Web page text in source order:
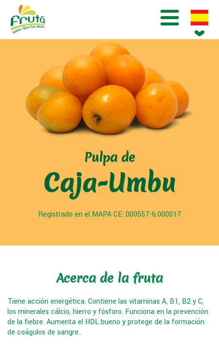
Pulpa de
Caja-Umbu
Registrado en el MAPA CE: 000557-6.000017
Acerca de la fruta
Tiene acción energética. Contiene las vitaminas A, B1, B2 y C,
los minerales cálcio, hierro y fósforo. Funciona en la prevención
de la fiebre. Aumenta el HDL bueno y protege de la formación
de coágulos de sangre..